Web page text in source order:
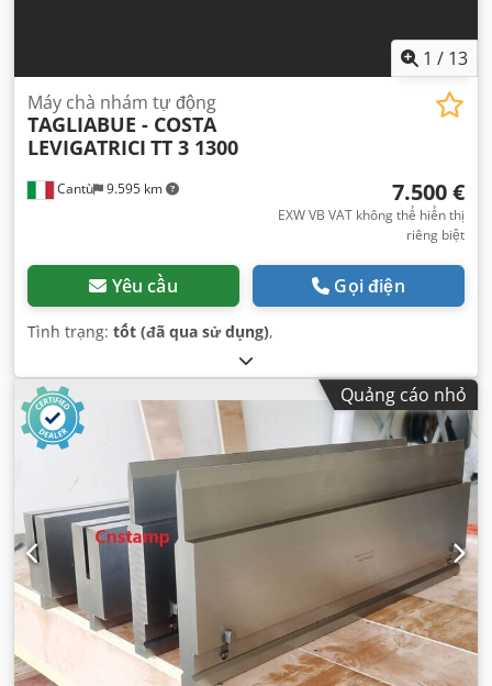
1 / 13
Cantù 9.595 km
Máy chà nhám tự động
TAGLIABUE - COSTA
LEVIGATRICI TT 3 1300
7.500 €
EXW VB VAT không thể hiển thị
riêng biệt
Yêu cầu Gọi điện
Tình trạng: tốt (đã qua sử dụng),
Quảng cáo nhỏ